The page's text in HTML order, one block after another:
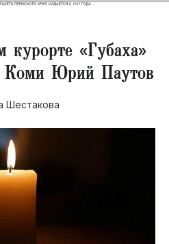
«Губаха»​
Коми Юрий Паутов
Шестакова